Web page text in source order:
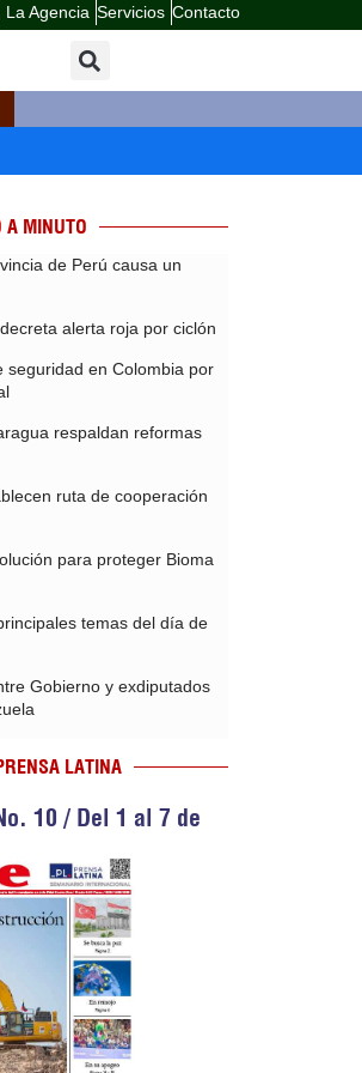
La Agencia Servicios Contacto
A MINUTO
de Perú causa un
alerta roja por ciclón
seguridad en Colombia por
respaldan reformas
ruta de cooperación
para proteger Bioma
temas del día de
Gobierno y exdiputados
LATINA
10 / Del 1 al 7 de